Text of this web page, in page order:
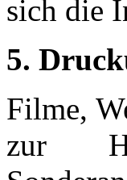
sich die
5.
Filme,
zur